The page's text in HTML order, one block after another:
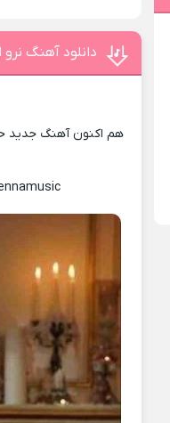
دانلود آهنگ نرو
هم اکنون آهنگ جدید